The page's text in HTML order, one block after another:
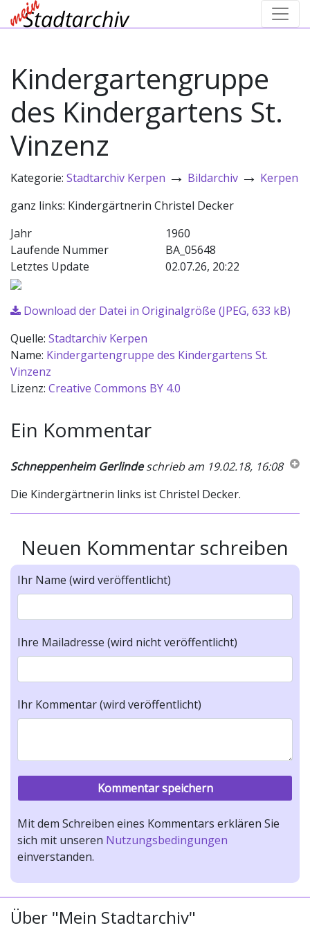
Kindergartengruppe
des Kindergartens St.
Vinzenz
Kategorie: Stadtarchiv Kerpen → Bildarchiv → Kerpen
ganz links: Kindergärtnerin Christel Decker
Jahr
1960
Laufende Nummer
BA_05648
Letztes Update
02.07.26, 20:22
Download der Datei in Originalgröße (JPEG, 633 kB)
Quelle: Stadtarchiv Kerpen
Name: Kindergartengruppe des Kindergartens St.
Vinzenz
Lizenz: Creative Commons BY 4.0
Ein Kommentar
Schneppenheim Gerlindeschrieb am 19.02.18, 16:08
Die Kindergärtnerin links ist Christel Decker.
Neuen Kommentar schreiben
Ihr Name (wird veröffentlicht)
Ihre Mailadresse (wird nicht veröffentlicht)
Ihr Kommentar (wird veröffentlicht)
Mit dem Schreiben eines Kommentars erklären Sie
sich mit unseren Nutzungsbedingungen
einverstanden.
Über "Mein Stadtarchiv"